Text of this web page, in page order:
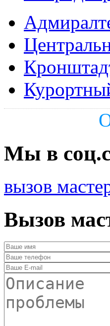
Мы в
вызов
Вызов